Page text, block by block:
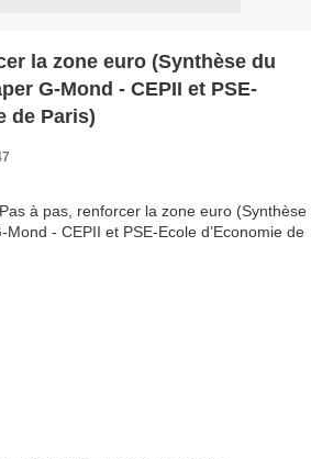
la zone euro (Synthèse du
G-Mond - CEPII et PSE-
de Paris)